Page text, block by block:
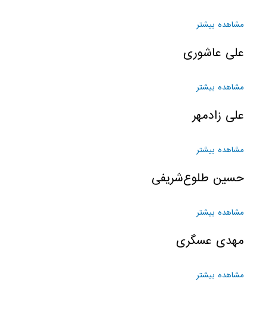
مشاهده بیشتر
علی عاشوری
مشاهده بیشتر
علی زادمهر
مشاهده بیشتر
حسین طلوع‌شریفی
مشاهده بیشتر
مهدی عسگری
مشاهده بیشتر